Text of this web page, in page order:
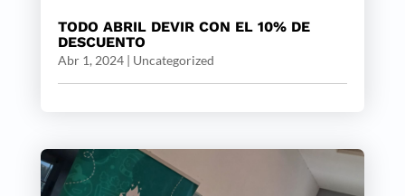
TODO ABRIL DEVIR CON EL 10% DE
DESCUENTO
Abr 1, 2024| Uncategorized